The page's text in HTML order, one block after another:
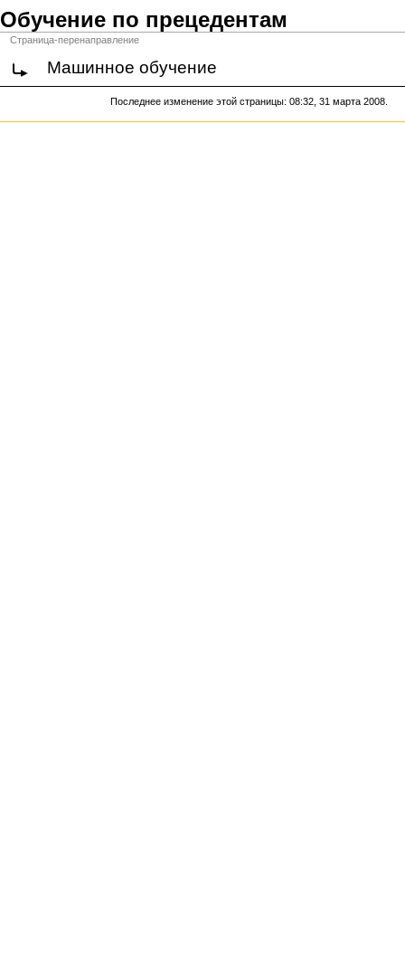
Обучение по прецедентам
Страница-перенаправление
Машинное обучение
Последнее изменение этой страницы: 08:32, 31 марта 2008.